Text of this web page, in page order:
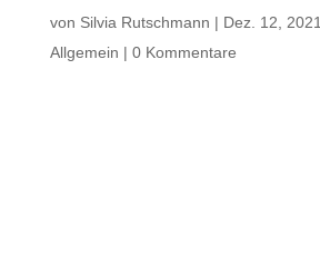
von Silvia Rutschmann | Dez. 12, 2021
Allgemein | 0 Kommentare